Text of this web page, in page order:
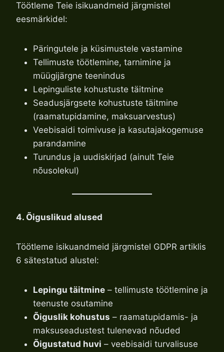
Töötleme Teie isikuandmeid järgmistel
eesmärkidel:
Päringutele ja küsimustele vastamine
Tellimuste töötlemine, tarnimine ja
müügijärgne teenindus
Lepinguliste kohustuste täitmine
Seadusjärgsete kohustuste täitmine
(raamatupidamine, maksuarvestus)
Veebisaidi toimivuse ja kasutajakogemuse
parandamine
Turundus ja uudiskirjad (ainult Teie
nõusolekul)
4. Õiguslikud alused
Töötleme isikuandmeid järgmistel GDPR artiklis
6 sätestatud alustel:
Lepingu täitmine – tellimuste töötlemine ja
teenuste osutamine
Õiguslik kohustus – raamatupidamis- ja
maksuseadustest tulenevad nõuded
Õigustatud huvi – veebisaidi turvalisuse